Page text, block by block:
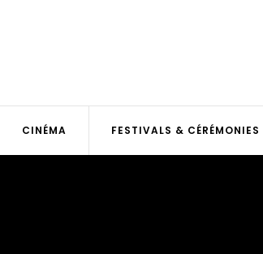
CINÉMA FESTIVALS & CÉRÉMONIES